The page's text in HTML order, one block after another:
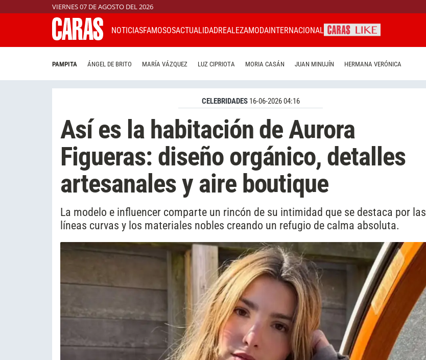
VIERNES 07 DE AGOSTO DEL 2026
NOTICIASFAMOSOSACTUALIDADREALEZAMODAINTERNACIONAL
PAMPITA ÁNGEL DE BRITO MARÍA VÁZQUEZ LUZ CIPRIOTA MORIA CASÁN JUAN MINUJÍN HERMANA VERÓNICA
CELEBRIDADES 16-06-2026 04:16
Así es la habitación de Aurora
Figueras: diseño orgánico, detalles
artesanales y aire boutique
La modelo e influencer comparte un rincón de su intimidad que se destaca por las
líneas curvas y los materiales nobles creando un refugio de calma absoluta.